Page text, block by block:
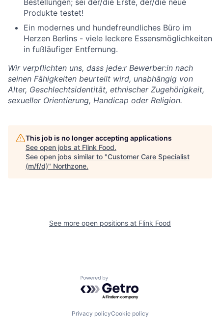
Bestellungen; sei der/die Erste, der/die neue
Produkte testet!
Ein modernes und hundefreundliches Büro im
Herzen Berlins - viele leckere Essensmöglichkeiten
in fußläufiger Entfernung.
Wir verpflichten uns, dass jede:r Bewerber:in nach
seinen Fähigkeiten beurteilt wird, unabhängig von
Alter, Geschlechtsidentität, ethnischer Zugehörigkeit,
sexueller Orientierung, Handicap oder Religion.
This job is no longer accepting applications
See open jobs at Flink Food.
See open jobs similar to "Customer Care Specialist
(m/f/d)" Northzone.
See more open positions at Flink Food
Powered by Getro.com
Privacy policyCookie policy